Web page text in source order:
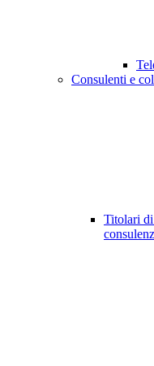
Consulenti e
Titolari